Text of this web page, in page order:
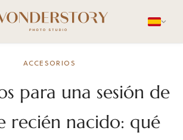
ACCESORIOS
para una sesión de
recién nacido: qué